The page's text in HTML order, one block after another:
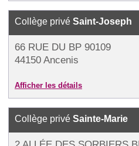
Collège privé Saint-Joseph
66 RUE DU BP 90109
44150 Ancenis
Afficher les détails
Collège privé Sainte-Marie